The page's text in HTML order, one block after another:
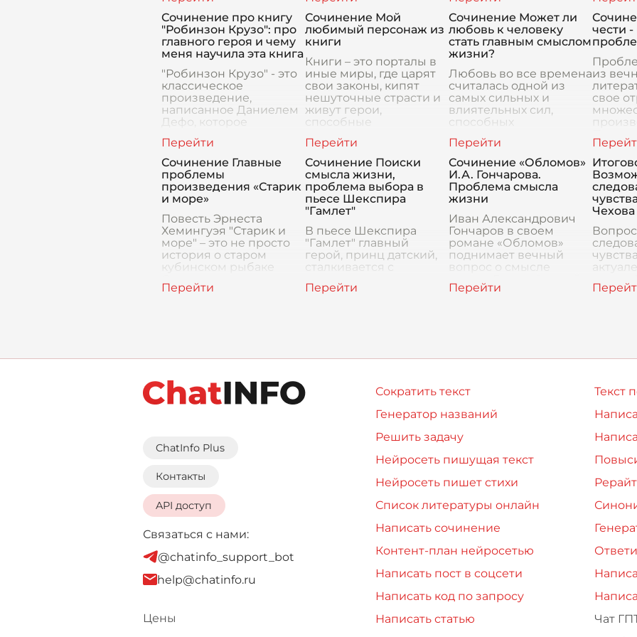
"Книга - противоядие"
становится все более
актуальной.
Ежедневное
погружение в ви
приносит давно
ожидаемое
вдохновение. Д
которое поднимает
множество важных
вопрос
читал.
Сочинение про книгу
"Робинзон Крузо": про
главного героя и чему
меня научила эта книга
"Робинзон Крузо" - это
классическое
произведение,
написанное Даниелем
Дефо, которое
приключениях
молодого английского
моряка, оказавшегося
на необитаемом
острове. Гл
Сочинение Мой
любимый персонаж из
книги
Книги – это порталы в
иные миры, где царят
свои законы, кипят
нешуточные страсти и
живут герои,
способные
просто дарить радость.
Среди сотен
прочитанных истори
Сочинение Может ли
любовь к человеку
стать главным смыслом
жизни?
Любовь во все времена
считалась одной из
самых сильных и
влиятельных сил,
способных
жизнь человека. Она
часто ассоциируется с
компасом, который
указывает напра
чести -
из
свое
и
Сочинение Главные
проблемы
произведения «Старик
и море»
Повесть Эрнеста
Хемингуэя "Старик и
море" – это не просто
история о старом
кубинском рыбаке
море за большой
Сочинение Поиски
смысла жизни,
проблема выбора в
пьесе Шекспира
"Гамлет"
В пьесе Шекспира
"Гамлет" главный
герой, принц датский,
сталкивается с
испытаниями, которые
Сочинение «Обломов»
И.А. Гончарова.
Проблема смысла
жизни
Иван Александрович
Гончаров в своем
романе «Обломов»
поднимает вечный
вопрос о смысле
Илья Ильич Обломов,
ChatInfo Plus
Контакты
API доступ
Связаться с нами:
@chatinfo_support_bot
help@chatinfo.ru
Цены
Сократить текст
Генератор названий
Решить задачу
Нейросеть пишущая текст
Нейросеть пишет стихи
Список литературы онлайн
Написать сочинение
Контент-план нейросетью
Написать пост в соцсети
Написать код по запросу
Написать статью
Текст
Чат